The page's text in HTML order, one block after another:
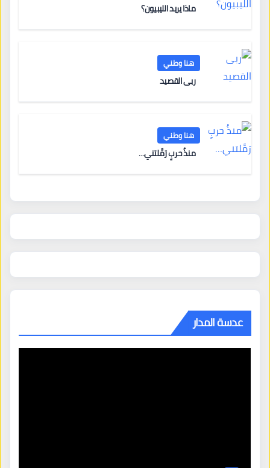
ماذا يريد الليبيون؟
هنا وطني
ربى القصيد
هنا وطني
منذُ حربٍ رَمَّلتني…
عدسة المدار